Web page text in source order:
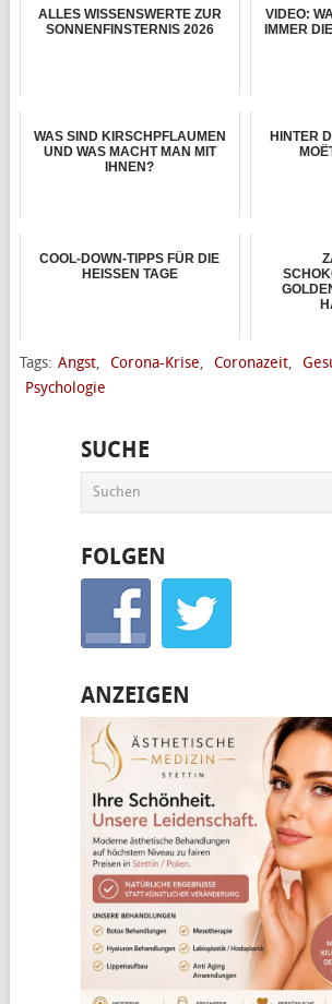
ALLES WISSENSWERTE ZUR
SONNENFINSTERNIS 2026
VIDEO:
IMMER
WAS SIND KIRSCHPFLAUMEN
UND WAS MACHT MAN MIT
IHNEN?
HINTER
COOL-DOWN-TIPPS FÜR DIE
HEISSEN TAGE
Tags: Angst, Corona-Krise, Coronazeit,
Psychologie
SUCHE
FOLGEN
ANZEIGEN